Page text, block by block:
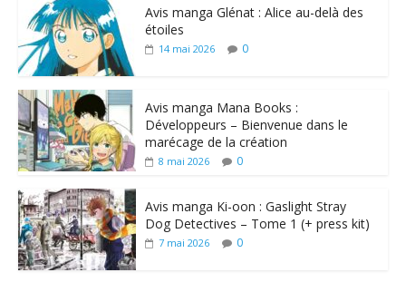
Avis manga Glénat : Alice au-delà des
étoiles
14 mai 2026 0
Avis manga Mana Books :
Développeurs – Bienvenue dans le
marécage de la création
8 mai 2026 0
Avis manga Ki-oon : Gaslight Stray
Dog Detectives – Tome 1 (+ press kit)
7 mai 2026 0